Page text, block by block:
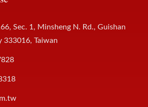
Sec. 1, Minsheng N. Rd., Guishan
333016, Taiwan